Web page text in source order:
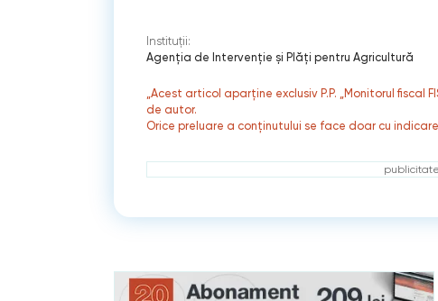
Instituții:
Agenţia de Intervenţie şi Plăţi pentru Agricultură
„Acest articol aparține exclusiv P.P. „Monitorul
de autor.
Orice preluare a conținutului se face doar cu